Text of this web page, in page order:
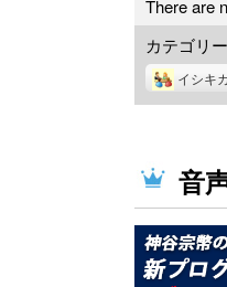
There are
カテゴリー
イシキ
音